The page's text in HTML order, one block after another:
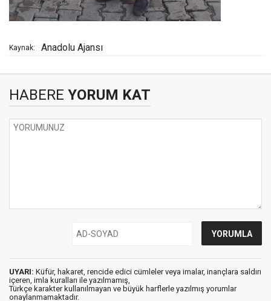
Kaynak: Anadolu Ajansı
HABERE YORUM KAT
UYARI: Küfür, hakaret, rencide edici cümleler veya imalar, inançlara saldırı
içeren, imla kuralları ile yazılmamış,
Türkçe karakter kullanılmayan ve büyük harflerle yazılmış yorumlar
onaylanmamaktadır.